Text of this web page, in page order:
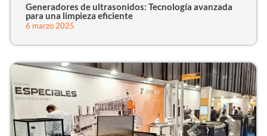
Generadores de ultrasonidos: Tecnología avanzada
para una limpieza eficiente
6 marzo 2025